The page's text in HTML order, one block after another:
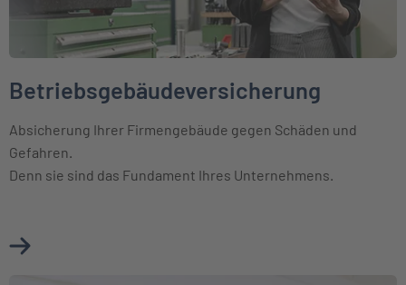
Betriebsgebäudeversicherung
Absicherung Ihrer Firmengebäude gegen Schäden und
Gefahren.
Denn sie sind das Fundament Ihres Unternehmens.
Mehr über Betriebsgebäudeversicherung erfahren